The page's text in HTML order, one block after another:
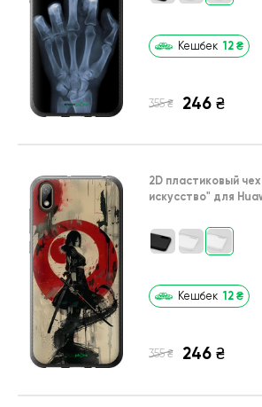
Кешбек 12 ₴
355 ₴ 246 ₴
2D пластиковый
искусство" для
Кешбек 12 ₴
355 ₴ 246 ₴